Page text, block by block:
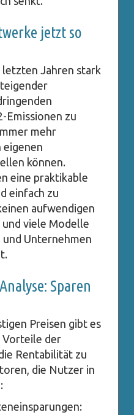
jetzt so
letzten Jahren stark
Emissionen zu
mehr
eigenen
können.
eine praktikable
einfach zu
aufwendigen
und viele Modelle
Unternehmen
Sparen
Preisen gibt es
Vorteile der
Rentabilität zu
die Nutzer in